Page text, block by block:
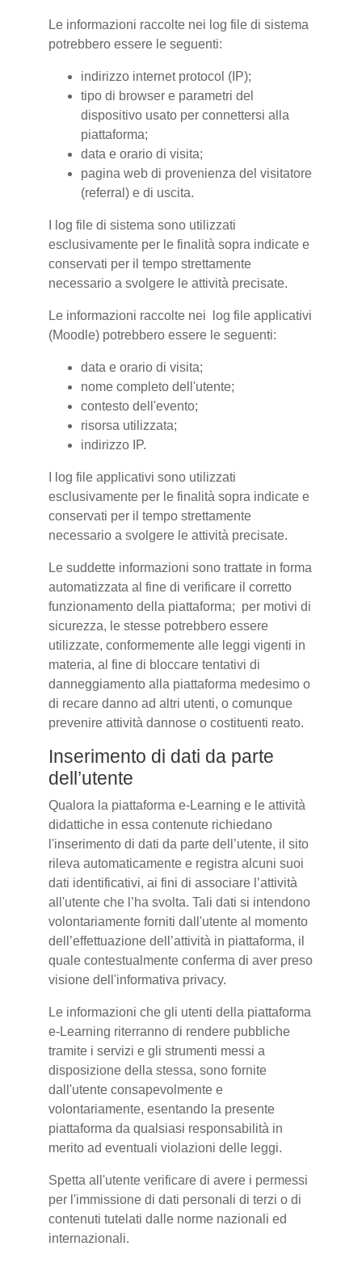
Le informazioni raccolte nei log file di sistema
potrebbero essere le seguenti:
indirizzo internet protocol (IP);
tipo di browser e parametri del
dispositivo usato per connettersi alla
piattaforma;
data e orario di visita;
pagina web di provenienza del visitatore
(referral) e di uscita.
I log file di sistema sono utilizzati
esclusivamente per le finalità sopra indicate e
conservati per il tempo strettamente
necessario a svolgere le attività precisate.
Le informazioni raccolte nei log file applicativi
(Moodle) potrebbero essere le seguenti:
data e orario di visita;
nome completo dell'utente;
contesto dell'evento;
risorsa utilizzata;
indirizzo IP.
I log file applicativi sono utilizzati
esclusivamente per le finalità sopra indicate e
conservati per il tempo strettamente
necessario a svolgere le attività precisate.
Le suddette informazioni sono trattate in forma
automatizzata al fine di verificare il corretto
funzionamento della piattaforma; per motivi di
sicurezza, le stesse potrebbero essere
utilizzate, conformemente alle leggi vigenti in
materia, al fine di bloccare tentativi di
danneggiamento alla piattaforma medesimo o
di recare danno ad altri utenti, o comunque
prevenire attività dannose o costituenti reato.
Inserimento di dati da parte
dell’utente
Qualora la piattaforma e-Learning e le attività
didattiche in essa contenute richiedano
l'inserimento di dati da parte dell’utente, il sito
rileva automaticamente e registra alcuni suoi
dati identificativi, ai fini di associare l’attività
all'utente che l’ha svolta. Tali dati si intendono
volontariamente forniti dall'utente al momento
dell’effettuazione dell’attività in piattaforma, il
quale contestualmente conferma di aver preso
visione dell'informativa privacy.
Le informazioni che gli utenti della piattaforma
e-Learning riterranno di rendere pubbliche
tramite i servizi e gli strumenti messi a
disposizione della stessa, sono fornite
dall'utente consapevolmente e
volontariamente, esentando la presente
piattaforma da qualsiasi responsabilità in
merito ad eventuali violazioni delle leggi.
Spetta all'utente verificare di avere i permessi
per l'immissione di dati personali di terzi o di
contenuti tutelati dalle norme nazionali ed
internazionali.